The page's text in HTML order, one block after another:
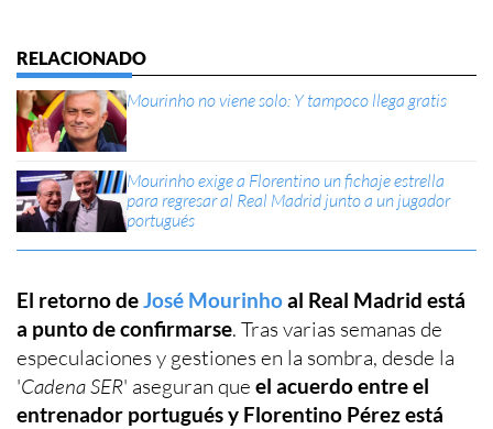
Mourinho no viene solo: Y tampoco llega gratis
Mourinho exige a Florentino un fichaje estrella
para regresar al Real Madrid junto a un jugador
portugués
El retorno deJosé Mourinhoal Real Madrid está
a punto de confirmarse. Tras varias semanas de
especulaciones y gestiones en la sombra, desde la
'Cadena SER' aseguran que el acuerdo entre el
entrenador portugués y Florentino Pérez está